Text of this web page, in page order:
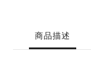
商品描述